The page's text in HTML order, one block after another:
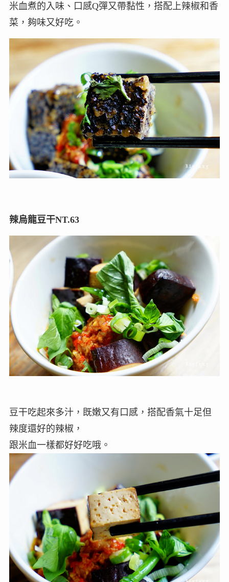
米血煮的入味、口感Q彈又帶黏性，搭配上辣椒和香
菜，夠味又好吃。
辣烏龍豆干NT.63
豆干吃起來多汁，既嫩又有口感，搭配香氣十足但
辣度還好的辣椒，
跟米血一樣都好好吃哦。